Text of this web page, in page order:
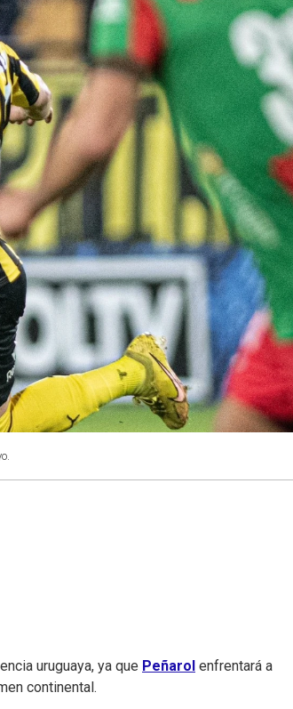
uruguaya, ya que Peñarol enfrentará a
continental.